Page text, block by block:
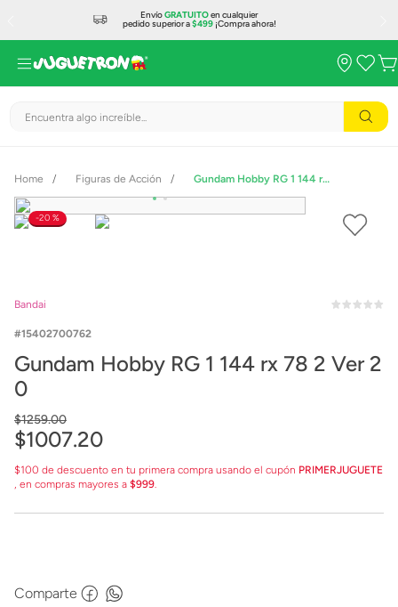
EnvíoGRATUITOen cualquier
pedido superior a$499¡Compra ahora!
Encuentra algo increíble...
Figuras de Acción Gundam Hobby RG 1 144 rx 78 2 Ver 2 0
20 %
Bandai
15402700762
Gundam Hobby RG 1 144 rx 78 2 Ver 2
0
$1259.00
$1007.20
$100 de descuento en tu primera compra usando el cupón PRIMERJUGUETE
, en compras mayores a $999.
Comparte